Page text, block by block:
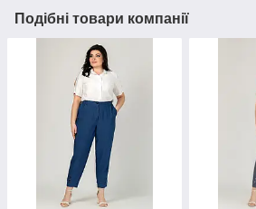
Подібні товари компанії